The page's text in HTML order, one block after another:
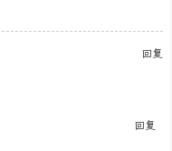
回复
回复